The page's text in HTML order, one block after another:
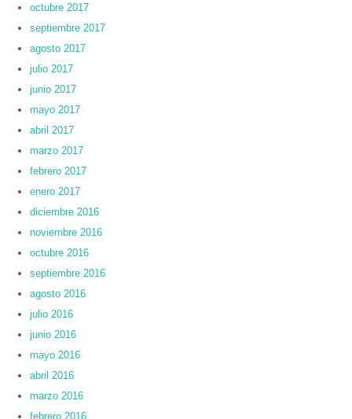
octubre 2017
septiembre 2017
agosto 2017
julio 2017
junio 2017
mayo 2017
abril 2017
marzo 2017
febrero 2017
enero 2017
diciembre 2016
noviembre 2016
octubre 2016
septiembre 2016
agosto 2016
julio 2016
junio 2016
mayo 2016
abril 2016
marzo 2016
febrero 2016